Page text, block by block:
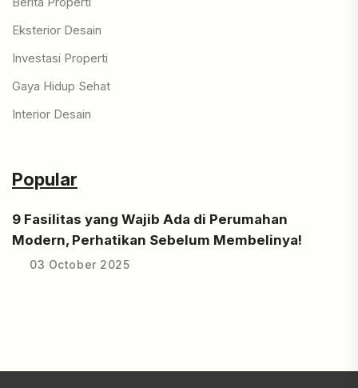
Eksterior Desain
Investasi Properti
Gaya Hidup Sehat
Interior Desain
Popular
9 Fasilitas yang Wajib Ada di Perumahan
Modern, Perhatikan Sebelum Membelinya!
03 October 2025